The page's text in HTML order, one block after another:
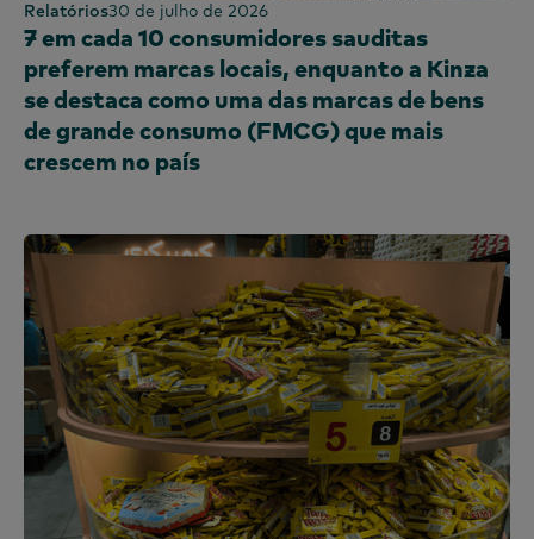
Nigéria
Peru
Filipinas
Portugal
Arábia Saudita
África do Sul
Taiwan
Tailândia
Uganda
Reino Unido e Irlanda
Emirados Árabes Unidos
Reino Unido
Relatórios30 de julho de 2026
7 em cada 10 consumidores sauditas
preferem marcas locais, enquanto a Kinza
se destaca como uma das marcas de bens
de grande consumo (FMCG) que mais
crescem no país